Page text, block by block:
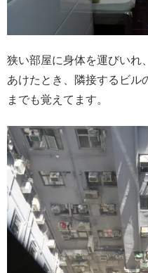
狭い部屋に身体を運びいれ
あけたとき、隣接するビル
までも覚えてます。